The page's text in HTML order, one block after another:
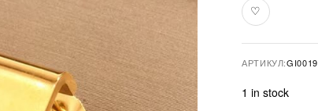
♡
В
избранное
АРТИКУЛ:GI0019
1 in stock